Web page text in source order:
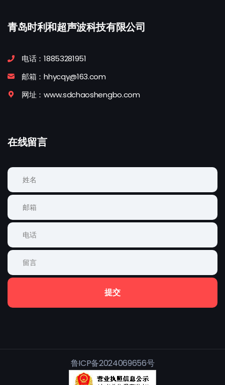
青岛时利和超声波科技有限公司
电话：18853281951
邮箱：hhycqy@163.com
网址：www.sdchaoshengbo.com
在线留言
提交
鲁ICP备2024069656号